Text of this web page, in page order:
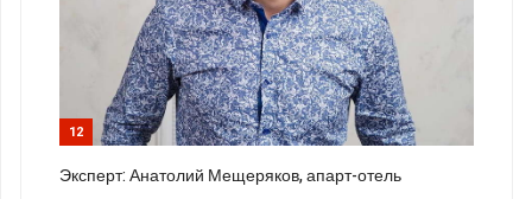
12
Эксперт: Анатолий Мещеряков, апарт-отель